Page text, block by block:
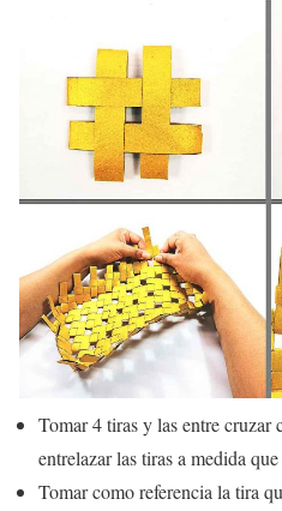
Tomar 4 tiras y las entre cruzar
entrelazar las tiras a medida
Tomar como referencia la tira